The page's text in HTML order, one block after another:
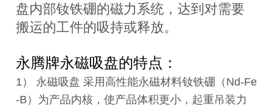
盘内部钕铁硼的磁力系统，达到对需要
搬运的工件的吸持或释放。
永腾牌永磁吸盘的特点：
1） 永磁吸盘 采用高性能永磁材料钕铁硼（Nd-Fe
-B）为产品内核，使产品体积更小，起重吊装力